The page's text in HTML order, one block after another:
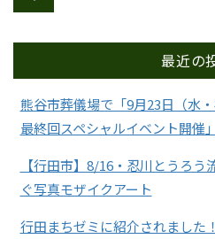
最近の
熊谷市葬儀場で「9月23日（水
最終回スペシャルイベント開催」
【行田市】8/16・忍川とうろ
ぐ写真モザイクアート
行田まちゼミに紹介されました